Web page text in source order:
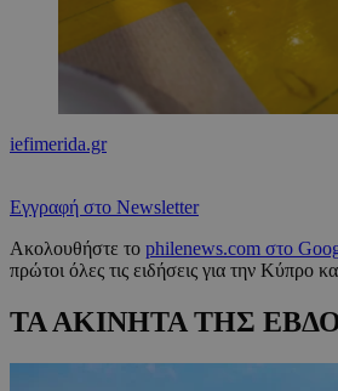
iefimerida.gr
Εγγραφή στο Newsletter
Ακολουθήστε το philenews.com στο
πρώτοι όλες τις ειδήσεις για την Κύπρο
ΤΑ ΑΚΙΝΗΤΑ ΤΗΣ